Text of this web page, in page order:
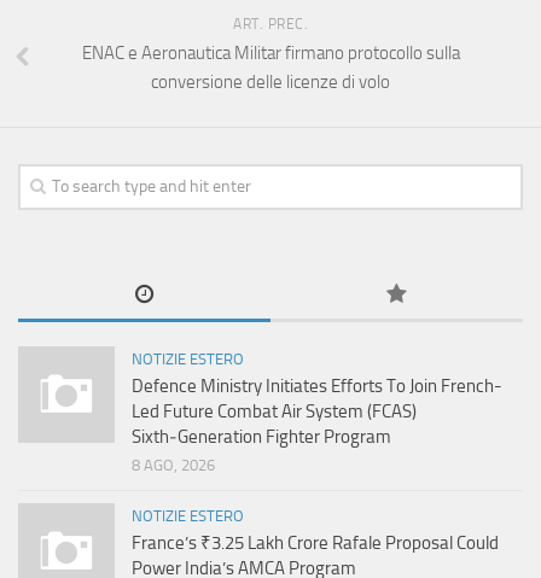
ART. PREC.
ENAC e Aeronautica Militar firmano protocollo sulla
conversione delle licenze di volo
NOTIZIE ESTERO
Defence Ministry Initiates Efforts To Join French-
Led Future Combat Air System (FCAS)
Sixth‑Generation Fighter Program
8 AGO, 2026
NOTIZIE ESTERO
France’s ₹3.25 Lakh Crore Rafale Proposal Could
Power India’s AMCA Program